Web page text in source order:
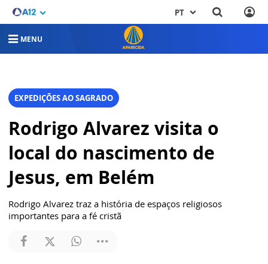
PT
MENU
EXPEDIÇÕES AO SAGRADO
Rodrigo Alvarez visita o
local do nascimento de
Jesus, em Belém
Rodrigo Alvarez traz a história de espaços religiosos
importantes para a fé cristã